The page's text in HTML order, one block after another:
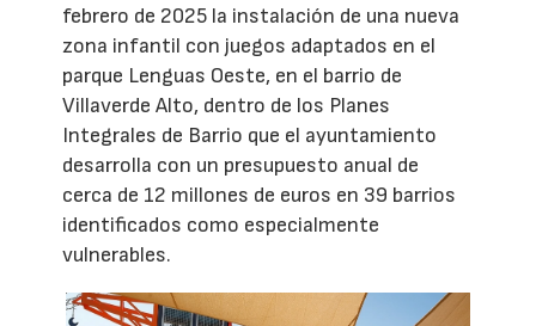
febrero de 2025 la instalación de una nueva
zona infantil con juegos adaptados en el
parque Lenguas Oeste, en el barrio de
Villaverde Alto, dentro de los Planes
Integrales de Barrio que el ayuntamiento
desarrolla con un presupuesto anual de
cerca de 12 millones de euros en 39 barrios
identificados como especialmente
vulnerables.